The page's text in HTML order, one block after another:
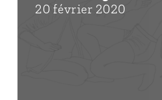
20 février 2020